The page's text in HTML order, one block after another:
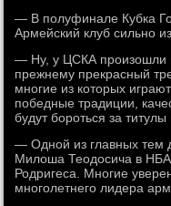
— В полуфинале Кубка
Армейский клуб сильно
— Ну, у ЦСКА произошли
прежнему прекрасный
многие из которых
победные традиции,
будут бороться за
— Одной из главных тем
Милоша Теодосича в
Родригеса. Многие
многолетнего лидера